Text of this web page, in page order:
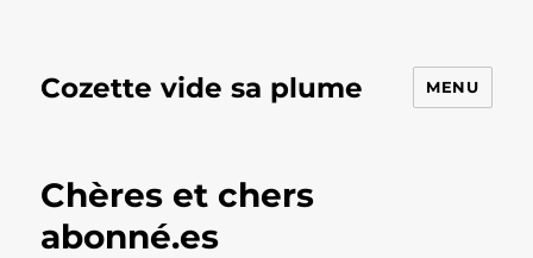
Cozette vide sa plume MENU
Chères et chers
abonné.es